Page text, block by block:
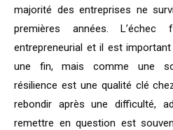
majorité des entreprises ne
premières années.
entrepreneurial et il est
une fin, mais comme une
résilience est une qualité clé
rebondir après une difficulté,
remettre en question est